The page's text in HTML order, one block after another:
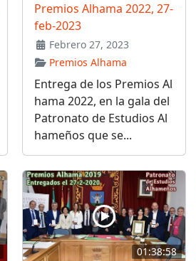
Premios Alhama 2022, 27-
feb-2023
Febrero 27, 2023
Premios Alhama
Entrega de los Premios Al
hama 2022, en la gala del
Patronato de Estudios Al
hameños que se...
01:38:58